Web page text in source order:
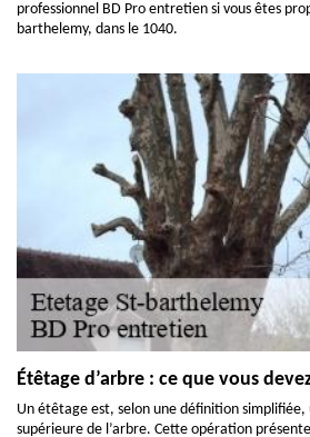
professionnel BD Pro entretien si vous êtes
barthelemy, dans le 1040.
Étêtage d’arbre : ce que vous
Un étêtage est, selon une définition
supérieure de l’arbre. Cette opération